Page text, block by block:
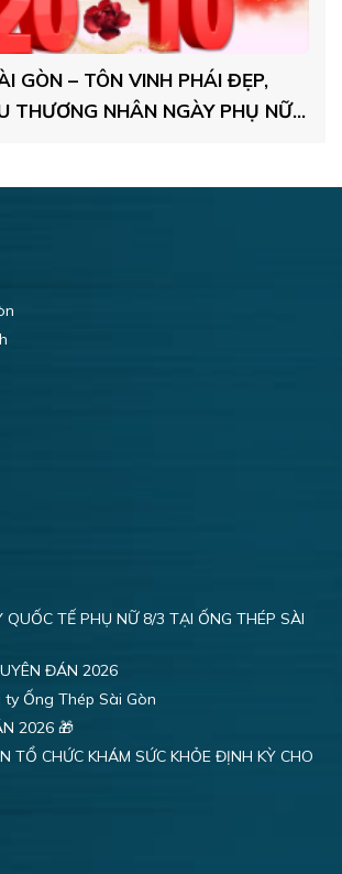
GÒN – TÔN VINH PHÁI ĐẸP,
THƯƠNG NHÂN NGÀY PHỤ NỮ
QUỐC TẾ PHỤ NỮ 8/3 TẠI ỐNG THÉP SÀI
ĐÁN 2026
Ống Thép Sài Gòn
2026 🎁
TỔ CHỨC KHÁM SỨC KHỎE ĐỊNH KỲ CHO